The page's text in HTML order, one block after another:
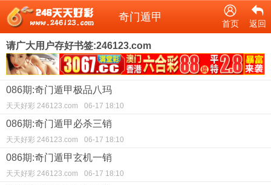
奇门遁甲
首页 返回
请广大用户存好书签:246123.com
086期:奇门遁甲极品八玛
天天好彩 246123.com 06-17 18:10
086期:奇门遁甲必杀三销
天天好彩 246123.com 06-17 18:10
086期:奇门遁甲玄机一销
天天好彩 246123.com 06-17 18:10